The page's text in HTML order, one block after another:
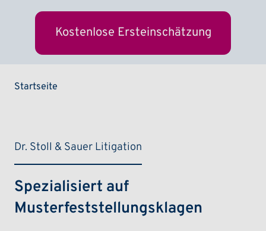
Kostenlose Ersteinschätzung
Startseite
Dr. Stoll & Sauer Litigation
Spezialisiert auf
Musterfeststellungsklagen